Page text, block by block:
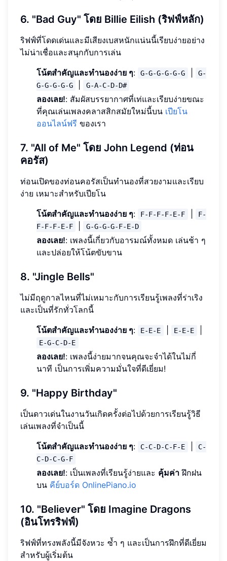
6. "Bad Guy" โดย Billie Eilish (ริฟฟ์หลัก)
ริฟฟ์ที่โดดเด่นและมีเสียงเบสหนักแน่นนี้เรียบง่ายอย่าง
ไม่น่าเชื่อและสนุกกับการเล่น
โน้ตสำคัญและทำนองง่าย ๆ: G-G-G-G-G-G
G-
G-G-G-G-G
G-A-C-D-D#
ลองเลย!: สัมผัสบรรยากาศที่เท่และเรียบง่ายขณะ
ที่คุณเล่นเพลงคลาสสิกสมัยใหม่นี้บน เปียโน
ออนไลน์ฟรี ของเรา
7. "All of Me" โดย John Legend (ท่อน
คอรัส)
ท่อนเปิดของท่อนคอรัสเป็นทำนองที่สวยงามและเรียบ
ง่าย เหมาะสำหรับเปียโน
โน้ตสำคัญและทำนองง่าย ๆ: F-F-F-F-E-F
F-
F-F-F-E-F
G-G-G-G-F-E-D
ลองเลย!: เพลงนี้เกี่ยวกับอารมณ์ทั้งหมด เล่นช้า ๆ
และปล่อยให้โน้ตขับขาน
8. "Jingle Bells"
ไม่มีฤดูกาลไหนที่ไม่เหมาะกับการเรียนรู้เพลงที่ร่าเริง
และเป็นที่รักทั่วโลกนี้
โน้ตสำคัญและทำนองง่าย ๆ: E-E-E E-E-E
E-G-C-D-E
ลองเลย!: เพลงนี้ง่ายมากจนคุณจะจำได้ในไม่กี่
นาที เป็นการเพิ่มความมั่นใจที่ดีเยี่ยม!
9. "Happy Birthday"
เป็นดาวเด่นในงานวันเกิดครั้งต่อไปด้วยการเรียนรู้วิธี
เล่นเพลงที่จำเป็นนี้
โน้ตสำคัญและทำนองง่าย ๆ: C-C-D-C-F-E
C-
C-D-C-G-F
ลองเลย!: เป็นเพลงที่เรียนรู้ง่ายและ คุ้มค่า ฝึกฝน
บน คีย์บอร์ด OnlinePiano.io
10. "Believer" โดย Imagine Dragons
(อินโทรริฟฟ์)
ริฟฟ์ที่ทรงพลังนี้มีจังหวะ ซ้ำ ๆ และเป็นการฝึกที่ดีเยี่ยม
สำหรับผู้เริ่มต้น